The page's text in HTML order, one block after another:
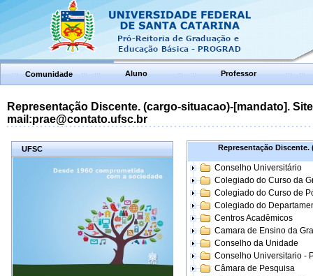
Comunidade Aluno Professor
Representação Discente. (cargo-situacao)-[mandato].
mail:prae@contato.ufsc.br
UFSC Representação Discente.
Conselho Universitário
Colegiado do Curso da
Colegiado do Curso de
Colegiado do
Centros Acadêmicos
Camara de Ensino da
Conselho da Unidade
Conselho Universitario -
Câmara de Pesquisa